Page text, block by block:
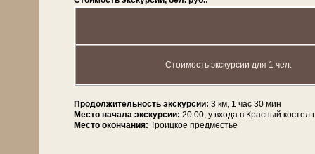
Стоимость экскурсии для 1 чел.
Продолжительность экскурсии: 3 км, 1 час 30 мин
Место начала экскурсии: 20.00, у входа в Красный костел
Место окончания: Троицкое предместье